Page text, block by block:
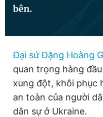
Đặt báo
Phó tổng biên tập: Trần Việt
Tổng thư ký tòa soạn: Đức
Giấy phép xuất bản số 110/
© 2003-2026 Bản quyền
chép dưới mọi hình thức
bản. Phát triển bởi ePi
bên.
Đại sứ Đặng Hoàng
quan trọng hàng
xung đột, khôi phục
an toàn của người
dân sự ở Ukraine.